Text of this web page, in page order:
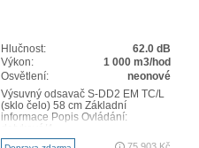
Hlučnost:
62.0 dB
Výkon:
1 000 m3/hod
Osvětlení:
neonové
Výsuvný odsavač S-DD2 EM TC/L
(sklo čelo) 58 cm Základní
informace Popis Ovládání:
stupně/osvětlení/ochrana při